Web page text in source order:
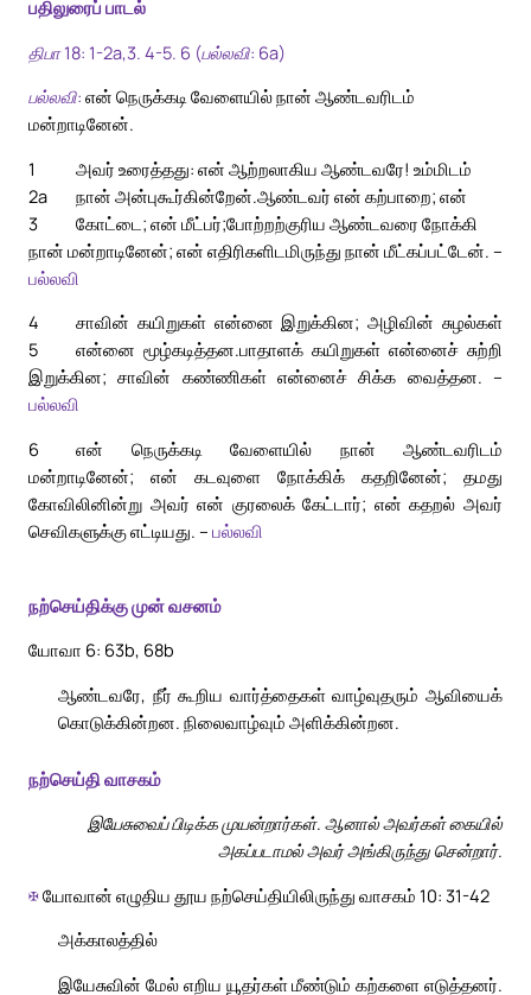
பதிலுரைப் பாடல்
திபா 18: 1-2a,3. 4-5. 6 (பல்லவி: 6a)
பல்லவி: என் நெருக்கடி வேளையில் நான் ஆண்டவரிடம்
மன்றாடினேன்.
1
அவர் உரைத்தது: என் ஆற்றலாகிய ஆண்டவரே! உம்மிடம்
நான் அன்புகூர்கின்றேன்.
2a
ஆண்டவர் என் கற்பாறை; என்
கோட்டை; என் மீட்பர்;
3
போற்றற்குரிய ஆண்டவரை நோக்கி
நான் மன்றாடினேன்; என் எதிரிகளிடமிருந்து நான் மீட்கப்பட்டேன். –
பல்லவி
4
சாவின் கயிறுகள் என்னை இறுக்கின; அழிவின் சுழல்கள்
என்னை மூழ்கடித்தன.
5
பாதாளக் கயிறுகள் என்னைச் சுற்றி
இறுக்கின; சாவின் கண்ணிகள் என்னைச் சிக்க வைத்தன. –
பல்லவி
6
என் நெருக்கடி வேளையில் நான் ஆண்டவரிடம்
மன்றாடினேன்; என் கடவுளை நோக்கிக் கதறினேன்; தமது
கோவிலினின்று அவர் என் குரலைக் கேட்டார்; என் கதறல் அவர்
செவிகளுக்கு எட்டியது. – பல்லவி
நற்செய்திக்கு முன் வசனம்
யோவா 6: 63b, 68b
ஆண்டவரே, நீர் கூறிய வார்த்தைகள் வாழ்வுதரும் ஆவியைக்
கொடுக்கின்றன. நிலைவாழ்வும் அளிக்கின்றன.
நற்செய்தி வாசகம்
இயேசுவைப் பிடிக்க முயன்றார்கள். ஆனால் அவர்கள் கையில்
அகப்படாமல் அவர் அங்கிருந்து சென்றார்.
✠யோவான் எழுதிய தூய நற்செய்தியிலிருந்து வாசகம் 10: 31-42
அக்காலத்தில்
இயேசுவின் மேல் எறிய யூதர்கள் மீண்டும் கற்களை எடுத்தனர்.